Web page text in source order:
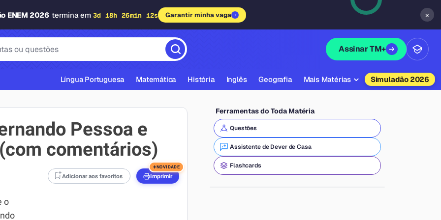
ENEM 2026 termina em 3d 18h 26min 11s Garantir minha vaga ×
Assinar TM+
ABNT
Língua Portuguesa Matemática História Inglês Geografia Mais Matérias
Química
Física
Filosofia
Simuladão 2026
Pessoa e
comentários)
Adicionar aos favoritos Imprimir
+NOVIDADE
o
Ferramentas do Toda Matéria
Questões
Assistente de Dever de Casa
Flashcards